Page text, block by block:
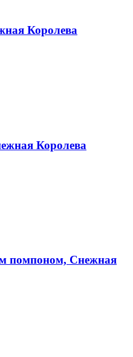
Королева
Королева
помпоном, Снежная